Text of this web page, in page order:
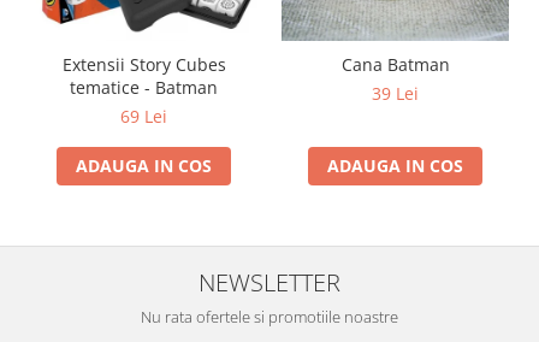
Extensii Story Cubes
tematice - Batman
69 Lei
ADAUGA IN COS
Cana Batman
39 Lei
ADAUGA IN COS
NEWSLETTER
Nu rata ofertele si promotiile noastre